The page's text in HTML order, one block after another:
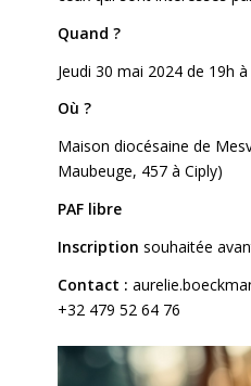
Quand ?
Jeudi 30 mai 2024 de 19h
Où ?
Maison diocésaine de
Maubeuge, 457 à Ciply)
PAF libre
Inscription souhaitée
Contact :
+32 479 52 64 76